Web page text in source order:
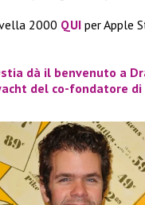
2000 QUI per Apple
dà il benvenuto a
del co-fondatore di